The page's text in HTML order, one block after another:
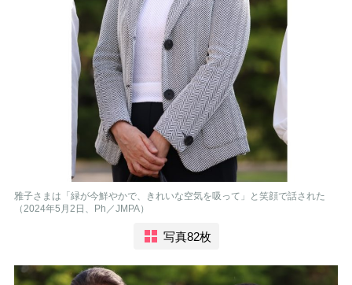
雅子さまは「緑が今鮮やかで、きれいな空気を吸って」と笑顔で話された
（2024年5月2日、Ph／JMPA）
写真82枚